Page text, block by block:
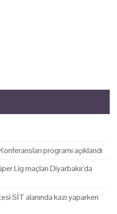
programı açıklandı
Lig maçları Diyarbakır'da
SİT alanında kazı yaparken